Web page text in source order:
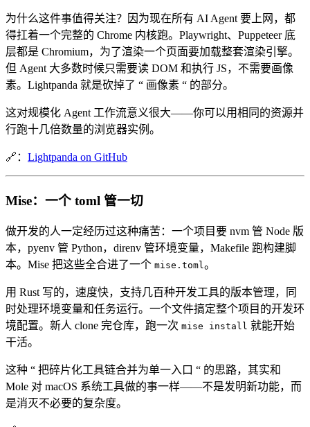
为什么这件事值得关注？因为现在所有 AI Agent 要上网，都
得扛着一个完整的 Chrome 内核跑。Playwright、Puppeteer 底
层都是 Chromium，为了渲染一个页面要加载整套渲染引擎。
但 Agent 大多数时候只需要读 DOM 和执行 JS，不需要画像
素。Lightpanda 就是砍掉了 “ 画像素 “ 的部分。
这对规模化 Agent 工作流意义很大——你可以用相同的资源并
行跑十几倍数量的浏览器实例。
🔗： Lightpanda on GitHub
Mise：一个 toml 管一切
做开发的人一定经历过这种痛苦：一个项目要 nvm 管 Node 版
本，pyenv 管 Python，direnv 管环境变量，Makefile 跑构建脚
本。Mise 把这些全合进了一个 mise.toml 。
用 Rust 写的，速度快，支持几百种开发工具的版本管理，同
时处理环境变量和任务运行。一个文件搞定整个项目的开发环
境配置。新人 clone 完仓库，跑一次 mise install 就能开始
干活。
这种 “ 把碎片化工具链合并为单一入口 “ 的思路，其实和
Mole 对 macOS 系统工具做的事一样——不是发明新功能，而
是消灭不必要的复杂度。